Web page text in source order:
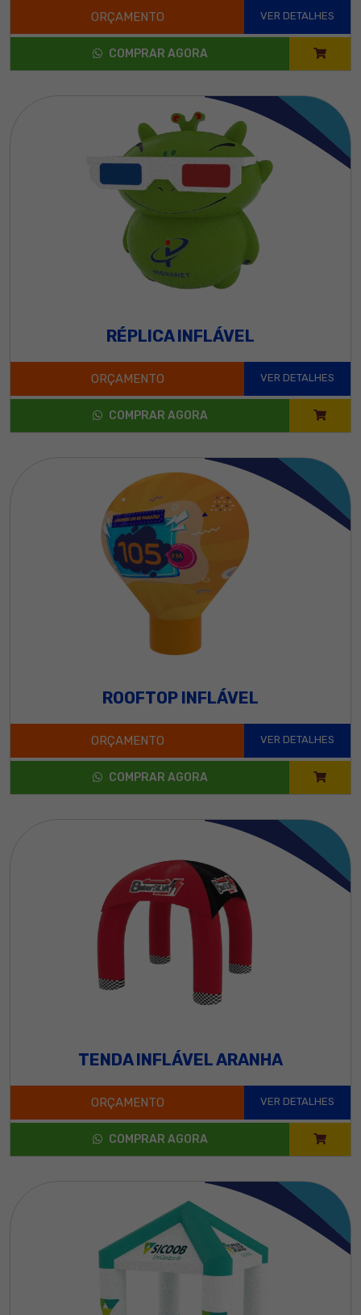
ORÇAMENTO VER DETALHES
COMPRAR AGORA
RÉPLICA INFLÁVEL
ORÇAMENTO VER DETALHES
COMPRAR AGORA
ROOFTOP INFLÁVEL
ORÇAMENTO VER DETALHES
COMPRAR AGORA
TENDA INFLÁVEL ARANHA
ORÇAMENTO VER DETALHES
COMPRAR AGORA